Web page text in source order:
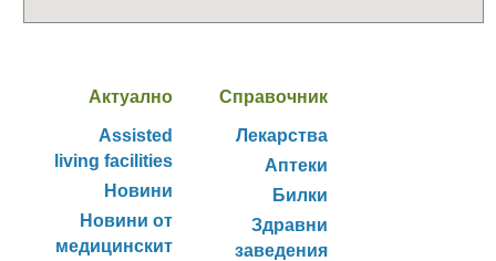
Актуално
Assisted
living facilities
Новини
Новини от
медицинскит
Справочник
Лекарства
Аптеки
Билки
Здравни
заведения